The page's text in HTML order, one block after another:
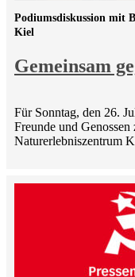
Gemeinsam
Podiumsdiskussion mit
Kiel
Für Sonntag, den 26.
Freunde und
Naturerlebniszentrum